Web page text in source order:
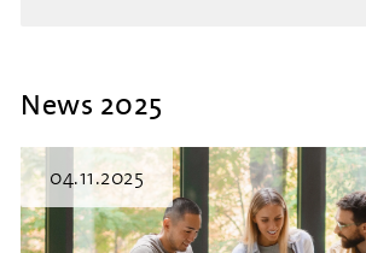
News 2025
04.11.2025